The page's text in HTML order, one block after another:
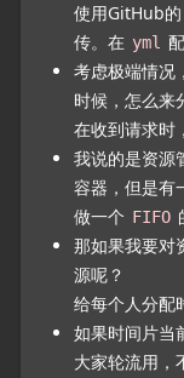
使用GitHub的
传。在 yml
考虑极端情况
时候，怎么来
在收到请求时
我说的是资源
容器，但是有
做一个 FIFO
那如果我要对
源呢？
给每个人分配
如果时间片当
大家轮流用，